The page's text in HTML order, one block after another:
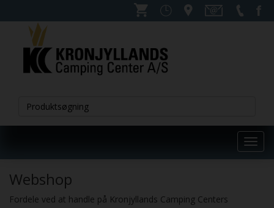
Webshop
Fordele ved at handle på Kronjyllands Camping Centers